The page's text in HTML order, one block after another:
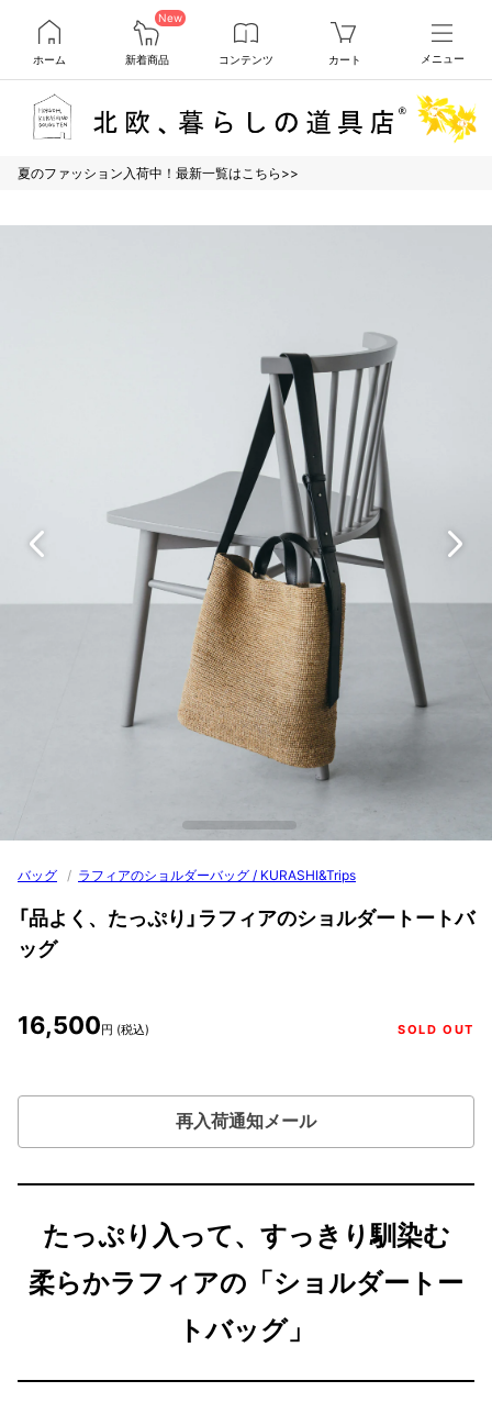
ホーム
New
新着商品 コンテンツ カート メニュー
夏のファッション入荷中！最新一覧はこちら>>
バッグ / ラフィアのショルダーバッグ / KURASHI&Trips
「品よく、たっぷり」ラフィアのショルダートートバ
ッグ
16,500円 (税込) SOLD OUT
再入荷通知メール
たっぷり入って、すっきり馴染む
柔らかラフィアの「ショルダートー
トバッグ」